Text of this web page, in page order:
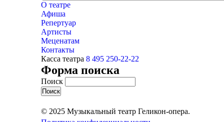
О театре
Афиша
Репертуар
Артисты
Меценатам
Контакты
Касса театра 8 495 250-22-22
Форма поиска
Поиск
© 2025 Музыкальный театр Геликон-опера.